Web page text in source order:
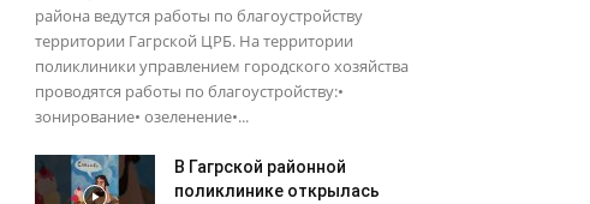
района ведутся работы по благоустройству
территории Гагрской ЦРБ. На территории
поликлиники управлением городского хозяйства
проводятся работы по благоустройству:•
зонирование• озеленение•...
В Гагрской районной
поликлинике открылась